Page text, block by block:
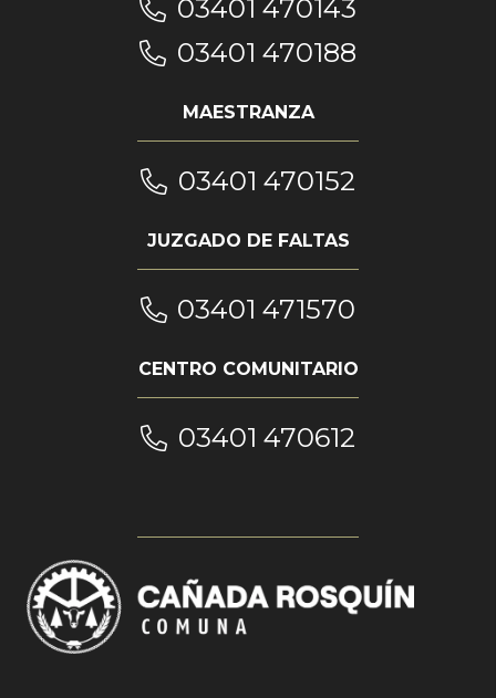
03401 470143
03401 470188
MAESTRANZA
03401 470152
JUZGADO DE FALTAS
03401 471570
CENTRO COMUNITARIO
03401 470612